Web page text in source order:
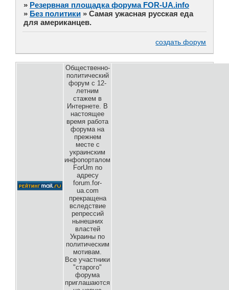
» Резервная площадка форума FOR-UA.info
» Без политики » Самая ужасная русская еда
для американцев.
создать форум
Общественно-
политический
форум с 12-
летним
стажем в
Интернете. В
настоящее
время работа
форума на
прежнем
месте с
украинским
инфопорталом
ForUm по
адресу
forum.for-
ua.com
прекращена
вследствие
репрессий
нынешних
властей
Украины по
политическим
мотивам.
Все участники
"старого"
форума
приглашаются